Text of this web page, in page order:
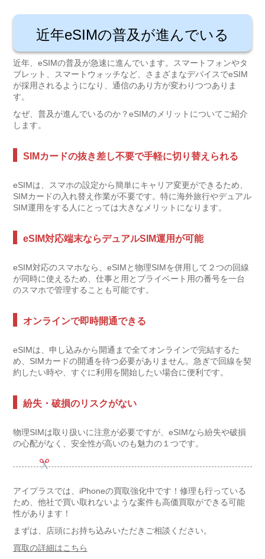
近年eSIMの普及が進んでいる
近年、eSIMの普及が急速に進んでいます。スマートフォンやタ
ブレット、スマートウォッチなど、さまざまなデバイスでeSIM
が採用されるようになり、通信のあり方が変わりつつありま
す。
なぜ、普及が進んでいるのか？eSIMのメリットについてご紹介
します。
SIMカードの抜き差し不要で手軽に切り替えられる
eSIMは、スマホの設定から簡単にキャリア変更ができるため、
SIMカードの入れ替え作業が不要です。特に海外旅行やデュアル
SIM運用をする人にとっては大きなメリットになります。
eSIM対応端末ならデュアルSIM運用が可能
eSIM対応のスマホなら、eSIMと物理SIMを併用して２つの回線
が同時に使えるため、仕事と用とプライベート用の番号を一台
のスマホで管理することも可能です。
オンラインで即時開通できる
eSIMは、申し込みから開通まで全てオンラインで完結するた
め、SIMカードの開通を待つ必要がありません。急ぎで回線を契
約したい時や、すぐに利用を開始したい場合に便利です。
紛失・破損のリスクがない
物理SIMは取り扱いに注意が必要ですが、eSIMなら紛失や破損
の心配がなく、安全性が高いのも魅力の１つです。
アイプラスでは、iPhoneの買取強化中です！修理も行っている
ため、他社で買い取れないような案件も高価買取ができる可能
性があります！
まずは、店頭にお持ち込みいただきご相談ください。
買取の詳細はこちら